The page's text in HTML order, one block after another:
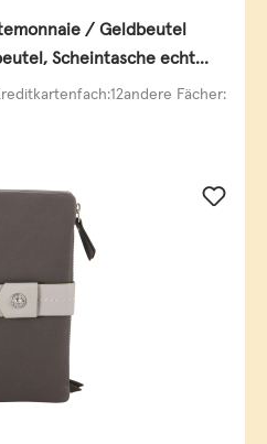
/ Geldbeutel
Scheintasche echt
Fächer: